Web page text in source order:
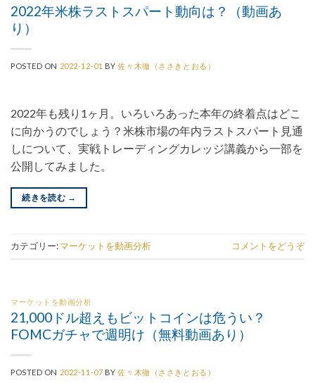
2022年米株ラストスパート動向は？（動画あ
り）
POSTED ON 2022-12-01 BY佐々木徹（ささきとおる）
2022年も残り1ヶ月。いろいろあった本年の終着点はどこ
に向かうのでしょう？米株市場の年内ラストスパート見通
しについて、実戦トレーディングカレッジ講義から一部を
公開してみました。
続きを読む →
カテゴリー:マーケットを動画分析 コメントをどうぞ
マーケットを動画分析
21,000ドル超えもビットコインは危うい？
FOMCガチャで週明け（無料動画あり）
POSTED ON 2022-11-07 BY佐々木徹（ささきとおる）